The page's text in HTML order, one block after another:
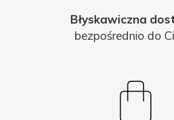
Błyskawiczna
bezpośrednio do